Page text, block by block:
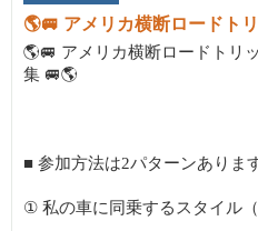
🌎🚐 アメリカ横断ロードト
🌎🚐 アメリカ横断ロードトリ
集 🚐🌎
■ 参加方法は2パターンありま
① 私の車に同乗するスタイル（